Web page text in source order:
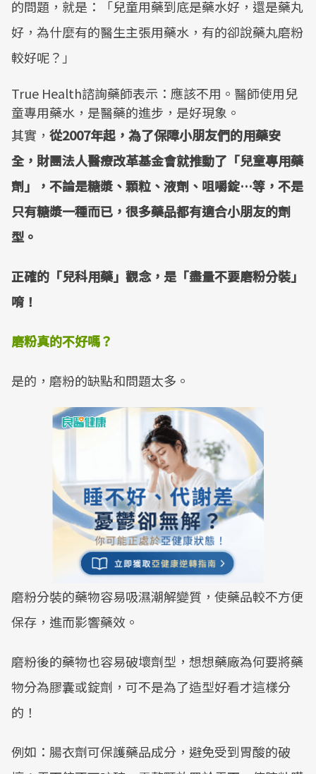
的問題，就是：「兒童用藥到底是藥水好，還是藥丸
好，為什麼有的醫生主張用藥水，有的卻說藥丸磨粉
較好呢？」
True Health諮詢藥師表示：應該不用。醫師使用兒
童專用藥水，是醫藥的進步，是好現象。
其實， 從2007年起，為了保障小朋友們的用藥安
全，財團法人醫療改革基金會就推動了「兒童專用藥
劑」，不論是糖漿、顆粒、液劑、咀嚼錠…等，不是
只有糖漿一種而已，很多藥品都有適合小朋友的劑
型。
正確的「兒科用藥」觀念，是「盡量不要磨粉分裝」
唷！
磨粉真的不好嗎？
是的，磨粉的缺點和問題太多。
磨粉分裝的藥物容易吸濕潮解變質，使藥品較不方便
保存，進而影響藥效。
磨粉後的藥物也容易破壞劑型，想想藥廠為何要將藥
物分為膠囊或錠劑，可不是為了造型好看才這樣分
的！
例如：腸衣劑可保護藥品成分，避免受到胃酸的破